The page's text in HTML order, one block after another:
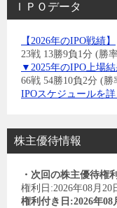
ＩＰＯデータ
【2026年のIPO戦績】
23戦 13勝9負1分 (勝
▼2025年のIPO上場
66戦 54勝10負2分 (勝
IPOスケジュールを
株主優待情報
・次回の株主優待権
権利日:2026年08月20
権利付き日:2026年08